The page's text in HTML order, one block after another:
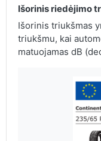
Išorinis riedėjimo
Išorinis triukšmas
triukšmu, kai
matuojamas dB